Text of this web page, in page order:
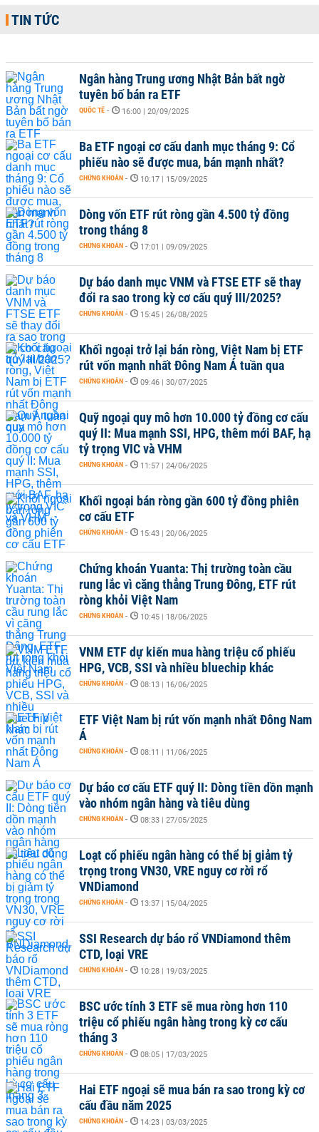
TIN TỨC
Ngân hàng Trung ương Nhật Bản bất ngờ
tuyên bố bán ra ETF
QUỐC TẾ - 16:00 | 20/09/2025
Ba ETF ngoại cơ cấu danh mục tháng 9: Cổ
phiếu nào sẽ được mua, bán mạnh nhất?
CHỨNG KHOÁN - 10:17 | 15/09/2025
Dòng vốn ETF rút ròng gần 4.500 tỷ đồng
trong tháng 8
CHỨNG KHOÁN - 17:01 | 09/09/2025
Dự báo danh mục VNM và FTSE ETF sẽ thay
đổi ra sao trong kỳ cơ cấu quý III/2025?
CHỨNG KHOÁN - 15:45 | 26/08/2025
Khối ngoại trở lại bán ròng, Việt Nam bị ETF
rút vốn mạnh nhất Đông Nam Á tuần qua
CHỨNG KHOÁN - 09:46 | 30/07/2025
Quỹ ngoại quy mô hơn 10.000 tỷ đồng cơ cấu
quý II: Mua mạnh SSI, HPG, thêm mới BAF, hạ
tỷ trọng VIC và VHM
CHỨNG KHOÁN - 11:57 | 24/06/2025
Khối ngoại bán ròng gần 600 tỷ đồng phiên
cơ cấu ETF
CHỨNG KHOÁN - 15:43 | 20/06/2025
Chứng khoán Yuanta: Thị trường toàn cầu
rung lắc vì căng thẳng Trung Đông, ETF rút
ròng khỏi Việt Nam
CHỨNG KHOÁN - 10:45 | 18/06/2025
VNM ETF dự kiến mua hàng triệu cổ phiếu
HPG, VCB, SSI và nhiều bluechip khác
CHỨNG KHOÁN - 08:13 | 16/06/2025
ETF Việt Nam bị rút vốn mạnh nhất Đông Nam
Á
CHỨNG KHOÁN - 08:11 | 11/06/2025
Dự báo cơ cấu ETF quý II: Dòng tiền dồn mạnh
vào nhóm ngân hàng và tiêu dùng
CHỨNG KHOÁN - 08:33 | 27/05/2025
Loạt cổ phiếu ngân hàng có thể bị giảm tỷ
trọng trong VN30, VRE nguy cơ rời rổ
VNDiamond
CHỨNG KHOÁN - 13:37 | 15/04/2025
SSI Research dự báo rổ VNDiamond thêm
CTD, loại VRE
CHỨNG KHOÁN - 10:28 | 19/03/2025
BSC ước tính 3 ETF sẽ mua ròng hơn 110
triệu cổ phiếu ngân hàng trong kỳ cơ cấu
tháng 3
CHỨNG KHOÁN - 08:05 | 17/03/2025
Hai ETF ngoại sẽ mua bán ra sao trong kỳ cơ
cấu đầu năm 2025
CHỨNG KHOÁN - 14:23 | 03/03/2025